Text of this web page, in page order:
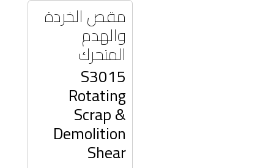
مقص الخردة
والهدم
المتحرك
S3015
Rotating
Scrap &
Demolition
Shear